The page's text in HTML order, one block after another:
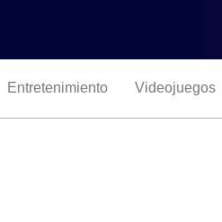
Entretenimiento Videojuegos